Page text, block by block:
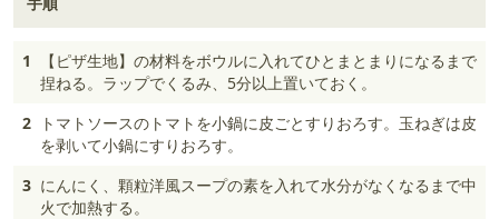
1
【ピザ生地】の材料をボウルに入れてひとまとまりになるまで
捏ねる。ラップでくるみ、5分以上置いておく。
2
トマトソースのトマトを小鍋に皮ごとすりおろす。玉ねぎは皮
を剥いて小鍋にすりおろす。
3 にんにく、顆粒洋風スープの素を入れて水分がなくなるまで中
火で加熱する。